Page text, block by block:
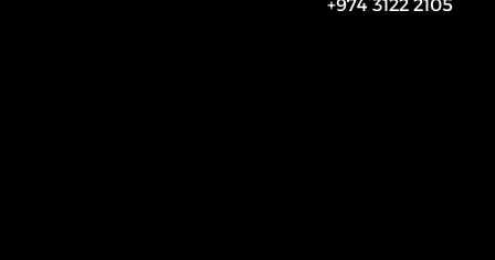
2105 3122 974+